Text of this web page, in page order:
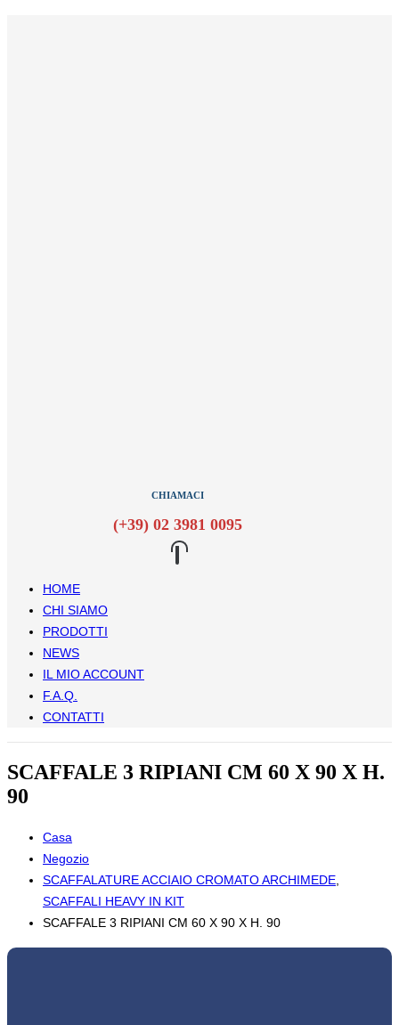
CHIAMACI
(+39) 02 3981 0095
HOME
CHI SIAMO
PRODOTTI
NEWS
IL MIO ACCOUNT
F.A.Q.
CONTATTI
SCAFFALE 3 RIPIANI CM 60 X 90 X H.
90
Casa
Negozio
SCAFFALATURE ACCIAIO CROMATO ARCHIMEDE
SCAFFALI HEAVY IN KIT
SCAFFALE 3 RIPIANI CM 60 X 90 X H. 90